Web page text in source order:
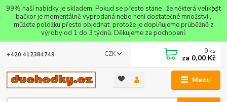
99% naší nabídky je skladem. Pokud se přesto stane , že některá velikost
bačkor je momentálně vyprodaná nebo není dostatečné množství ,
můžete položku přesto objednat, protože je doplňujeme průběžně z
výroby od 1 do 3 týdnů. Děkujeme za pochopení.
Menu
CZK
+420 412384749 0 ks
za 0,00 Kč